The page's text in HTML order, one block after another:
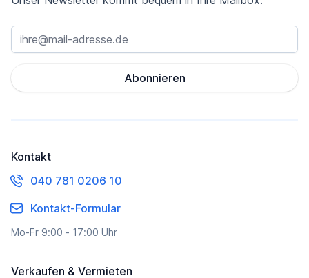
Abonnieren
Kontakt
040 781 0206 10
Kontakt-Formular
Mo-Fr 9:00 - 17:00 Uhr
Verkaufen & Vermieten